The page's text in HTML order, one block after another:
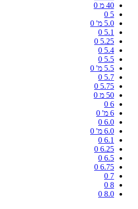
40 מ
0
5
0
5.0 מ'
0
5.1
0
5.25
0
5.4
0
5.5
0
5.5 מ'
0
5.7
0
5.75
0
50 מ
0
6
0
6 מ'
0
6.0
0
6.0 מ'
0
6.1
0
6.25
0
6.5
0
6.75
0
7
0
8
0
8.0
0